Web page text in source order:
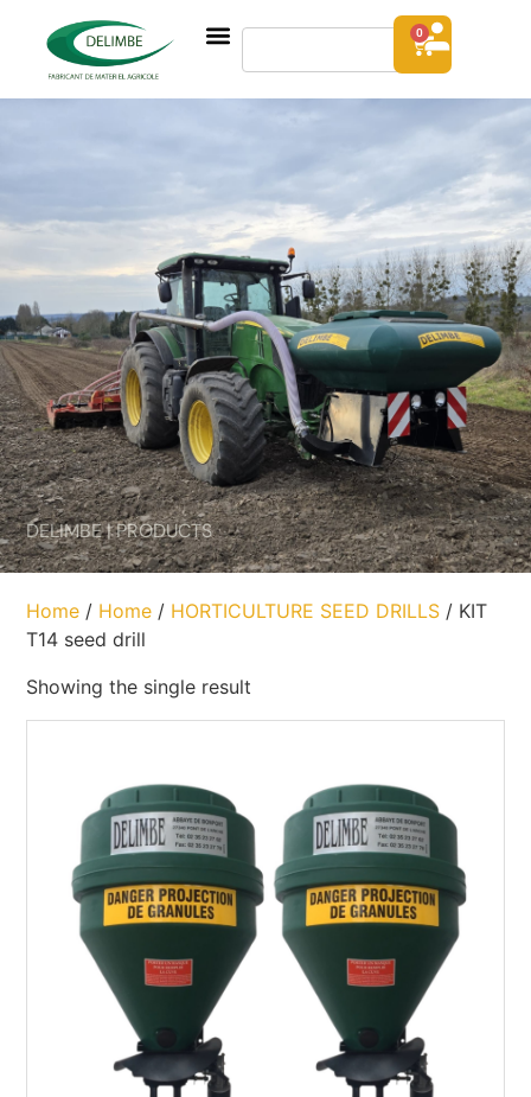
0
DELIMBE | PRODUCTS
Home / Home / HORTICULTURE SEED DRILLS / KIT
T14 seed drill
Showing the single result